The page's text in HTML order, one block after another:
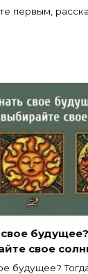
первым,
свое
будущее?